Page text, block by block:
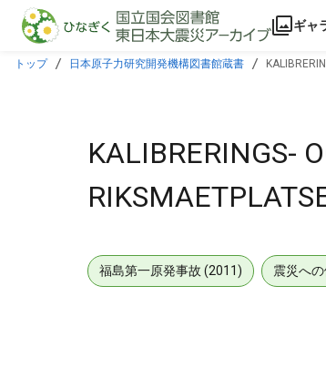
本文に飛ぶ
ギャ
トップ 日本原子力研究開発機構図書館蔵書
KALIBRERINGS-
福島第一原発事故 (2011) 震災への